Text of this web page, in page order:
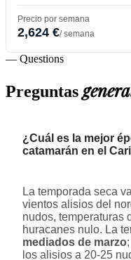
Precio por semana
2,624 €/ semana
— Questions
Preguntas
¿Cuál es la mejor
catamarán en el
La temporada seca
vientos alisios del
nudos, temperaturas
huracanes nulo. La
mediados de marzo
los alisios a 20-25